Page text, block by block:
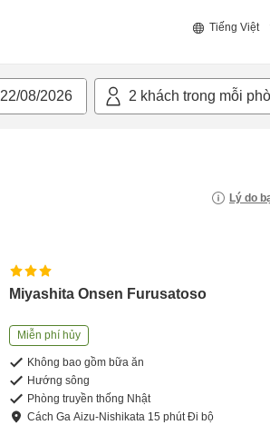
Tiếng Việt
22/08/2026 2 khách trong mỗi
Lý do
Miyashita Onsen Furusatoso
Miễn phí hủy
Không bao gồm bữa ăn
Hướng sông
Phòng truyền thống Nhật
CáchGa Aizu-Nishikata 15 phútĐi bộ